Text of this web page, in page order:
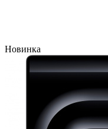
Новинка